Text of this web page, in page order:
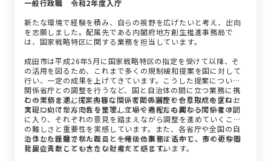
一般行政職 令和2年度入庁
新たな環境で経験を積み、自らの視野を広げたいと考え、出向
を志願しました。配属先である内閣府地方創生推進事務局で
は、国家戦略特区に関する業務を担当しています。
成田市は平成26年5月に国家戦略特区の指定を受けて以降、そ
の活用を図るため、これまで多くの規制緩和提案を国に対して
行い、一定の成果を上げてきています。こうした提案について
関係省庁との調整を行うなど、国と自治体の間に立つ業務に携
わっています。提案内容について関係省庁とやり取りを重ね、
実現に向けた方向性を整理していく過程にも関わっています。
この業務を通じて、多様な関係者との調整や合意形成のプロセ
スについて学んでおります。立場や考え方の異なる関係者の間
に入り、それぞれの意見を踏まえながら調整を進めていくこと
の難しさと重要性を実感しています。また、各省庁や全国の自
治体から派遣された職員と一緒に仕事をする中で、多くの仲間
と出会えたことも大きな財産だと感じています。
こうした経験で学んだことを今後の業務に活かし、市の更なる
発展に貢献していきたいと考えています。